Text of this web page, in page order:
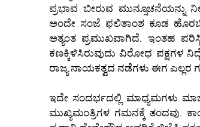
ಪ್ರಭಾವ ಬೀರುವ
ಅಂದೇ ಸಂಜೆ ಫಲಿತಾಂಶ ಕೂಡ
ಅತ್ಯಂತ ಪ್ರಮುಖವಾಗಿದೆ. ಇಂತಹ
ಕಣಕ್ಕಿಳಿಸಿರುವುದು ವಿರೋಧ ಪಕ್ಷಗಳ
ರಾಜ್ಯ ನಾಯಕತ್ವದ ನಡೆಗಳು ಈಗ
ಇದೇ ಸಂದರ್ಭದಲ್ಲಿ ಮಾಧ್ಯಮಗಳು
ಮುಖ್ಯಮಂತ್ರಿಗಳ ಗಮನಕ್ಕೆ ತಂದವು.